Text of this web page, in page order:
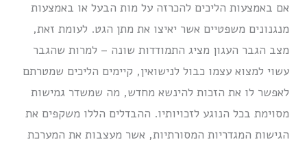
אם באמצעות הליכים להכרזה על מות הבעל או באמצעות
מנגנונים משפטיים אשר יאיצו את מתן הגט. לעומת זאת,
מצב הגבר העגון מציג התמודדות שונה – למרות שהגבר
עשוי למצוא עצמו כבול לנישואין, קיימים הליכים שמטרתם
לאפשר לו את הזכות להינשא מחדש, מה שמשדר גמישות
מסוימת בכל הנוגע לזכויותיו. ההבדלים הללו משקפים את
הגישות המגדריות המסורתיות, אשר מעצבות את המערכת